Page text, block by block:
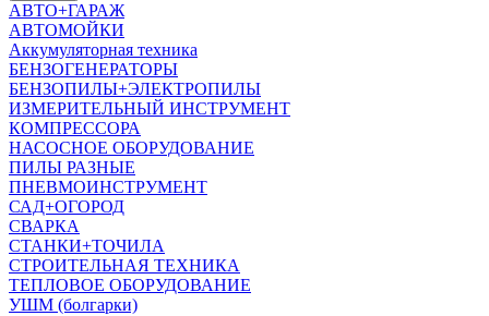
АВТО+ГАРАЖ
АВТОМОЙКИ
Аккумуляторная техника
БЕНЗОГЕНЕРАТОРЫ
БЕНЗОПИЛЫ+ЭЛЕКТРОПИЛЫ
ИЗМЕРИТЕЛЬНЫЙ ИНСТРУМЕНТ
КОМПРЕССОРА
НАСОСНОЕ ОБОРУДОВАНИЕ
ПИЛЫ РАЗНЫЕ
ПНЕВМОИНСТРУМЕНТ
САД+ОГОРОД
СВАРКА
СТАНКИ+ТОЧИЛА
СТРОИТЕЛЬНАЯ ТЕХНИКА
ТЕПЛОВОЕ ОБОРУДОВАНИЕ
УШМ (болгарки)